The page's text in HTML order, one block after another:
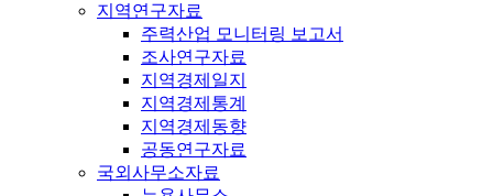
지역연구자료
주력산업 모니터링 보고서
조사연구자료
지역경제일지
지역경제통계
지역경제동향
공동연구자료
국외사무소자료